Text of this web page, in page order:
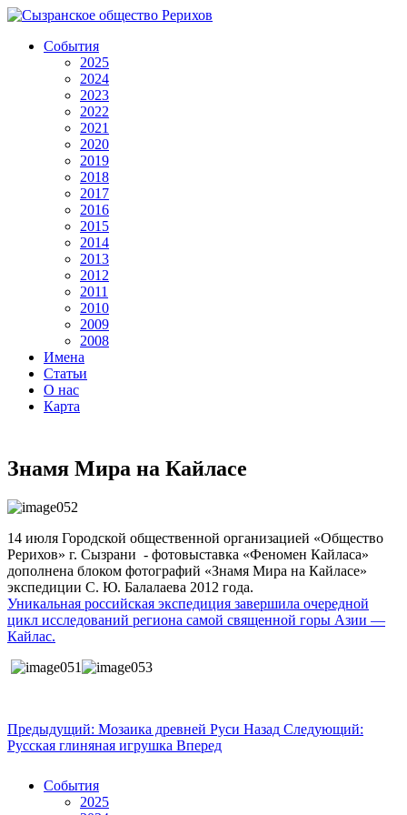
События
2025
2024
2023
2022
2021
2020
2019
2018
2017
2016
2015
2014
2013
2012
2011
2010
2009
2008
Имена
Статьи
О нас
Карта
Знамя Мира на Кайласе
14 июля Городской общественной организацией «Общество
Рерихов» г. Сызрани - фотовыставка «Феномен Кайласа»
дополнена блоком фотографий «Знамя Мира на Кайласе»
экспедиции С. Ю. Балалаева 2012 года.
Уникальная российская экспедиция завершила очередной
цикл исследований региона самой священной горы Азии —
Кайлас.
Предыдущий: Мозаика древней Руси Назад Следующий:
Русская глиняная игрушка Вперед
События
2025